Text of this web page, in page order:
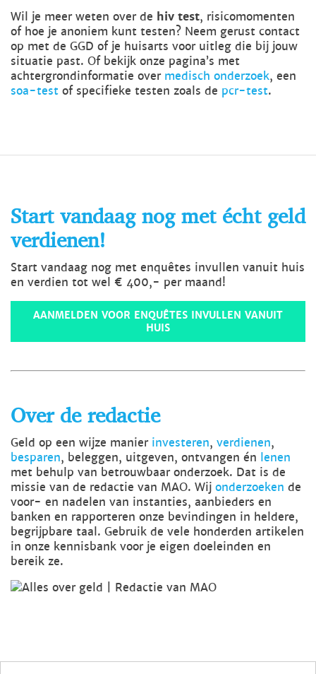
Wil je meer weten over de hiv test, risicomomenten
of hoe je anoniem kunt testen? Neem gerust contact
op met de GGD of je huisarts voor uitleg die bij jouw
situatie past. Of bekijk onze pagina’s met
achtergrondinformatie over medisch onderzoek, een
soa-test of specifieke testen zoals de pcr-test.
Start vandaag nog met écht geld
verdienen!
Start vandaag nog met enquêtes invullen vanuit huis
en verdien tot wel € 400,- per maand!
AANMELDEN VOOR ENQUÊTES INVULLEN VANUIT
HUIS
Over de redactie
Geld op een wijze manier investeren, verdienen,
besparen, beleggen, uitgeven, ontvangen én lenen
met behulp van betrouwbaar onderzoek. Dat is de
missie van de redactie van MAO. Wij onderzoeken de
voor- en nadelen van instanties, aanbieders en
banken en rapporteren onze bevindingen in heldere,
begrijpbare taal. Gebruik de vele honderden artikelen
in onze kennisbank voor je eigen doeleinden en
bereik ze.